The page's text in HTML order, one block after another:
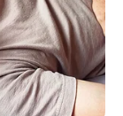
dibidang
Markitung